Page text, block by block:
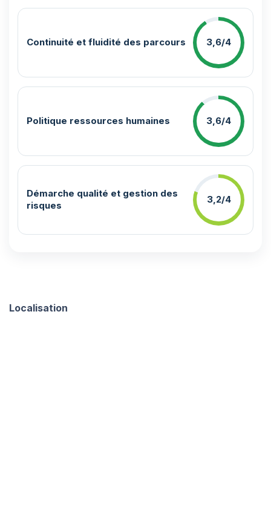
Continuité et fluidité des parcours 3,6/4
Politique ressources humaines 3,6/4
Démarche qualité et gestion des
risques
3,2/4
Localisation